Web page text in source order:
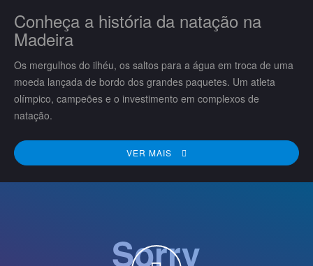
Conheça a história da natação na
Madeira
Os mergulhos do ilhéu, os saltos para a água em troca de uma
moeda lançada de bordo dos grandes paquetes. Um atleta
olímpico, campeões e o investimento em complexos de
natação.
VER MAIS